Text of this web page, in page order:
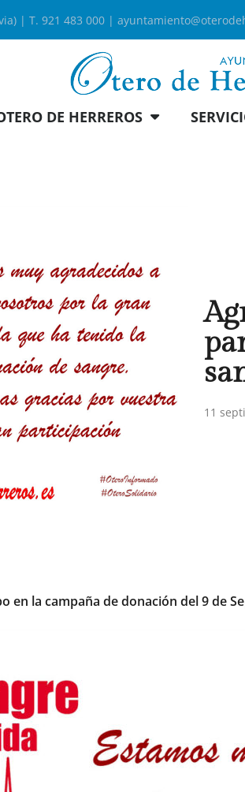
| T. 921 483 000 |
DE HERREROS
11
en la campaña de donación del 9 de